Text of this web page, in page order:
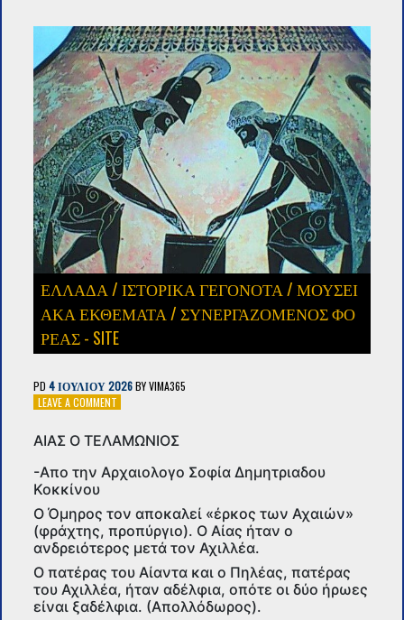
ΕΛΛΑΔΑ /ΙΣΤΟΡΙΚΑ ΓΕΓΟΝΟΤΑ /ΜΟΥΣΕΙ
ΑΚΑ ΕΚΘΕΜΑΤΑ /ΣΥΝΕΡΓΑΖΌΜΕΝΟΣ ΦΟ
ΡΈΑΣ - SITE
PD4 ΙΟΥΛΊΟΥ 2026BYVIMA365
LEAVE A COMMENT
Ο
ΤΕΛΑΜΩΝΙΟΣ
-ΑΠΟ
ΤΗΝ
ΣΟΦΊΑ
ΔΗΜΗΤΡΙΑΔΟΥ
ΚΟΚΚΊΝΟΥ
ΑΙΑΣ Ο ΤΕΛΑΜΩΝΙΟΣ
-Απο την Αρχαιολογο Σοφία Δημητριαδου
Κοκκίνου
Ο Όμηρος τον αποκαλεί «έρκος των Αχαιών»
(φράχτης, προπύργιο). Ο Αίας ήταν ο
ανδρειότερος μετά τον Αχιλλέα.
Ο πατέρας του Αίαντα και ο Πηλέας, πατέρας
του Αχιλλέα, ήταν αδέλφια, οπότε οι δύο ήρωες
είναι ξαδέλφια. (Απολλόδωρος).